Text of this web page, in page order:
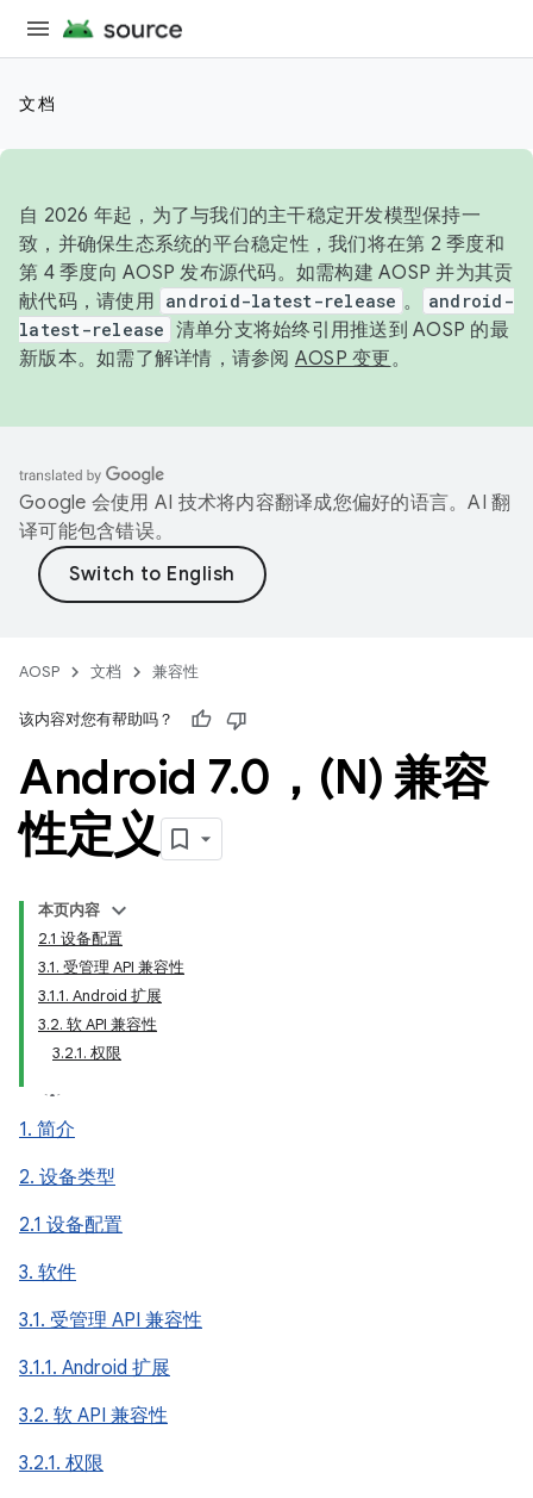
文档
自 2026 年起，为了与我们的主干稳定开发模型保持一
致，并确保生态系统的平台稳定性，我们将在第 2 季度和
第 4 季度向 AOSP 发布源代码。如需构建 AOSP 并为其贡
献代码，请使用 android-latest-release 。
android-
latest-release 清单分支将始终引用推送到 AOSP 的最
新版本。如需了解详情，请参阅 AOSP 变更。
Google 会使用 AI 技术将内容翻译成您偏好的语言。AI 翻
译可能包含错误。
AOSP 文档 兼容性
该内容对您有帮助吗？
Android 7.0，(N) 兼容
性定义
本页内容
2.1 设备配置
3.1. 受管理 API 兼容性
3.1.1. Android 扩展
3.2. 软 API 兼容性
3.2.1. 权限
1. 简介
2. 设备类型
2.1 设备配置
3. 软件
3.1. 受管理 API 兼容性
3.1.1. Android 扩展
3.2. 软 API 兼容性
3.2.1. 权限